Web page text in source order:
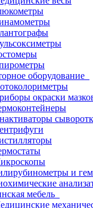
оборудование
окраски
и
мебель